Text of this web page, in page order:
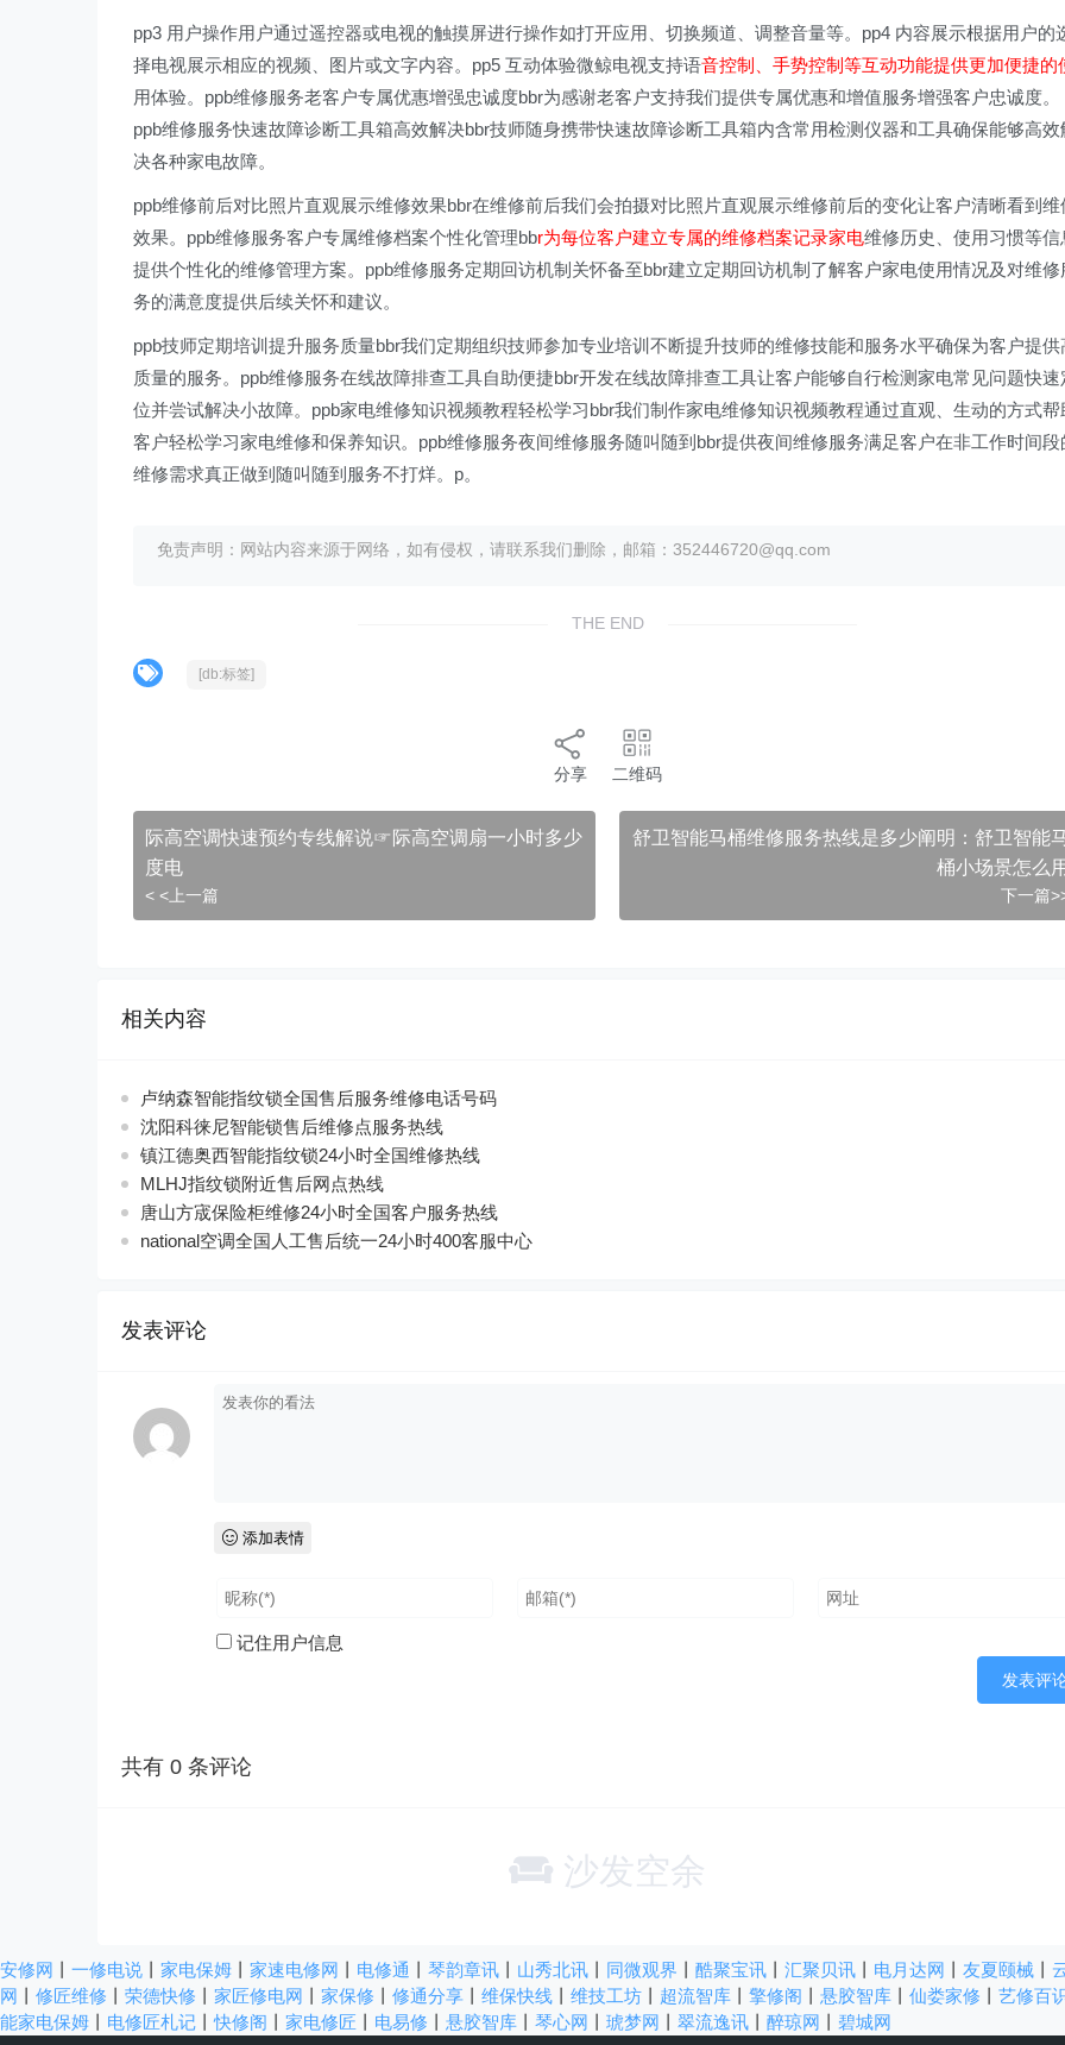
pp3 用户操作用户通过遥控器或电视的触摸屏进行操作如打开应用、切换频道、调整音量等。pp4 内容展示根据用户的
择电视展示相应的视频、图片或文字内容。pp5 互动体验微鲸电视支持语音控制、手势控制等互动功能提供更加便捷的
用体验。ppb维修服务老客户专属优惠增强忠诚度bbr为感谢老客户支持我们提供专属优惠和增值服务增强客户忠诚度。
ppb维修服务快速故障诊断工具箱高效解决bbr技师随身携带快速故障诊断工具箱内含常用检测仪器和工具确保能够高效
决各种家电故障。
ppb维修前后对比照片直观展示维修效果bbr在维修前后我们会拍摄对比照片直观展示维修前后的变化让客户清晰看到维
效果。ppb维修服务客户专属维修档案个性化管理bbr为每位客户建立专属的维修档案记录家电维修历史、使用习惯等信
提供个性化的维修管理方案。ppb维修服务定期回访机制关怀备至bbr建立定期回访机制了解客户家电使用情况及对维修
务的满意度提供后续关怀和建议。
ppb技师定期培训提升服务质量bbr我们定期组织技师参加专业培训不断提升技师的维修技能和服务水平确保为客户提供
质量的服务。ppb维修服务在线故障排查工具自助便捷bbr开发在线故障排查工具让客户能够自行检测家电常见问题快速
位并尝试解决小故障。ppb家电维修知识视频教程轻松学习bbr我们制作家电维修知识视频教程通过直观、生动的方式帮
客户轻松学习家电维修和保养知识。ppb维修服务夜间维修服务随叫随到bbr提供夜间维修服务满足客户在非工作时间段
维修需求真正做到随叫随到服务不打烊。p。
免责声明：网站内容来源于网络，如有侵权，请联系我们删除，邮箱：352446720@qq.com
THE END
[db:标签]
分享 二维码
际高空调快速预约专线解说☞际高空调扇一小时多少
度电
< <上一篇
舒卫智能马桶维修服务热线是多少阐明：舒卫智能
桶小场景怎么用
下一篇
相关内容
卢纳森智能指纹锁全国售后服务维修电话号码
沈阳科徕尼智能锁售后维修点服务热线
镇江德奥西智能指纹锁24小时全国维修热线
MLHJ指纹锁附近售后网点热线
唐山方宬保险柜维修24小时全国客户服务热线
national空调全国人工售后统一24小时400客服中心
发表评论
添加表情
记住用户信息
共有 0 条评论
沙发空余
安修网 一修电说 家电保姆 家速电修网 电修通 琴韵章讯 山秀北讯 同微观界 酷聚宝讯 汇聚贝讯 电月达网 友夏颐械
网
修匠维修 荣德快修 家匠修电网 家保修 修通分享 维保快线 维技工坊 超流智库 擎修阁 悬胶智库 仙娄家修 艺修百
能家电保姆
电修匠札记 丨快修阁 家电修匠 电易修 悬胶智库 琴心网 琥梦网 翠流逸讯 醉琼网 碧城网